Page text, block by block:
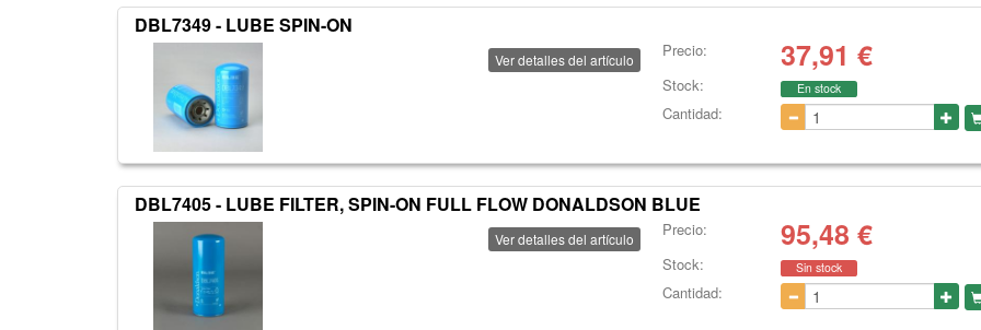
DBL7349 - LUBE SPIN-ON
Ver detalles del artículo Precio: 37,91 €
Stock: En stock
Cantidad:
DBL7405 - LUBE FILTER, SPIN-ON FULL FLOW DONALDSON BLUE
Ver detalles del artículo Precio: 95,48 €
Stock: Sin stock
Cantidad: